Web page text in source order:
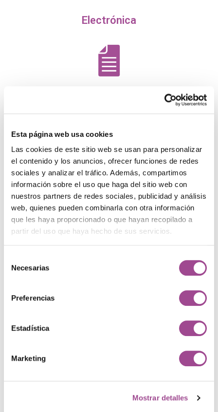
Esta página web usa cookies
Las cookies de este sitio web se usan para personalizar
el contenido y los anuncios, ofrecer funciones de redes
sociales y analizar el tráfico. Además, compartimos
información sobre el uso que haga del sitio web con
nuestros partners de redes sociales, publicidad y análisis
web, quienes pueden combinarla con otra información
que les haya proporcionado o que hayan recopilado a
partir del uso que haya hecho de sus servicios.
Necesarias
Preferencias
Estadística
Marketing
Mostrar detalles
Electrónica
Eventos
Casos de éxito: hacemos que
WordPress funcione de